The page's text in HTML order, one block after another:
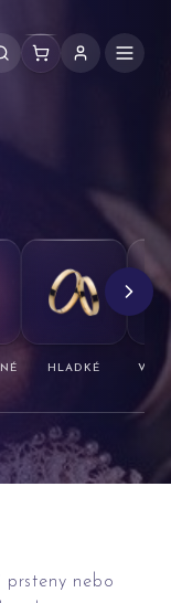
HLADKÉ
prsteny nebo